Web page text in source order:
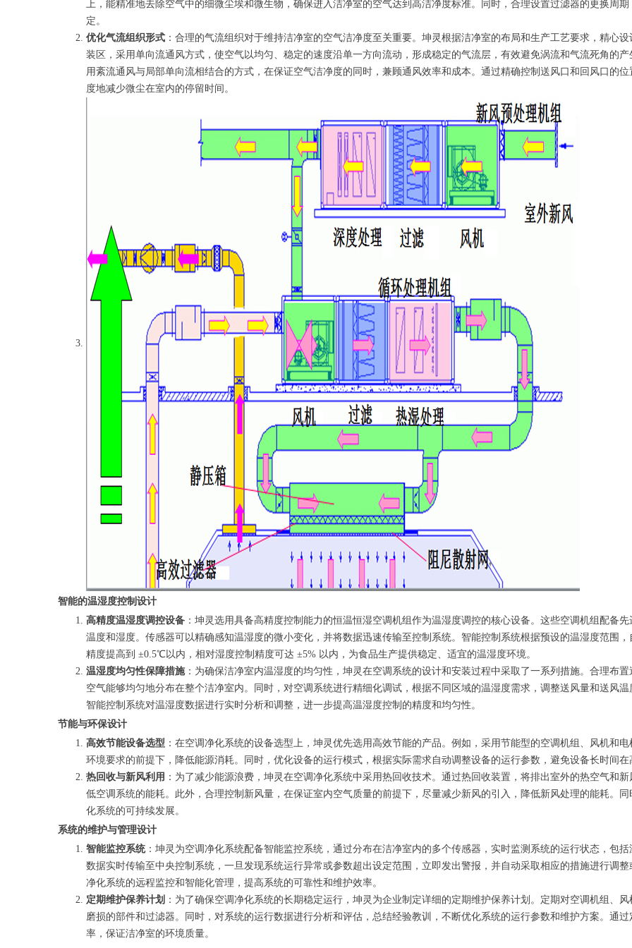
上，能精准地去除空气中的细微尘埃和微生物，确保进入洁净室的空气达到高洁净度标准。同时，合理设置过滤器的更换周
定。
优化气流组织形式 ：合理的气流组织对于维持洁净室的空气洁净度至关重要。坤灵根据洁净室的布局和生产工艺要求，精心
装区，采用单向流通风方式，使空气以均匀、稳定的速度沿单一方向流动，形成稳定的气流层，有效避免涡流和气流死角的
用紊流通风与局部单向流相结合的方式，在保证空气洁净度的同时，兼顾通风效率和成本。通过精确控制送风口和回风口的
度地减少微尘在室内的停留时间。
智能的温湿度控制设计
高精度温湿度调控设备 ：坤灵选用具备高精度控制能力的恒温恒湿空调机组作为温湿度调控的核心设备。这些空调机组配备
温度和湿度。传感器可以精确感知温湿度的微小变化，并将数据迅速传输至控制系统。智能控制系统根据预设的温湿度范围
精度提高到 ±0.5℃以内，相对湿度控制精度可达 ±5% 以内，为食品生产提供稳定、适宜的温湿度环境。
温湿度均匀性保障措施：为确保洁净室内温湿度的均匀性，坤灵在空调系统的设计和安装过程中采取了一系列措施。合理布
空气能够均匀地分布在整个洁净室内。同时，对空调系统进行精细化调试，根据不同区域的温湿度需求，调整送风量和送风
智能控制系统对温湿度数据进行实时分析和调整，进一步提高温湿度控制的精度和均匀性。
节能与环保设计
高效节能设备选型 ：在空调净化系统的设备选型上，坤灵优先选用高效节能的产品。例如，采用节能型的空调机组、风机和
环境要求的前提下，降低能源消耗。同时，优化设备的运行模式，根据实际需求自动调整设备的运行参数，避免设备长时间
热回收与新风利用 ：为了减少能源浪费，坤灵在空调净化系统中采用热回收技术。通过热回收装置，将排出室外的热空气和
低空调系统的能耗。此外，合理控制新风量，在保证室内空气质量的前提下，尽量减少新风的引入，降低新风处理的能耗。
化系统的可持续发展。
系统的维护与管理设计
智能监控系统：坤灵为空调净化系统配备智能监控系统，通过分布在洁净室内的多个传感器，实时监测系统的运行状态，包
数据实时传输至中央控制系统，一旦发现系统运行异常或参数超出设定范围，立即发出警报，并自动采取相应的措施进行调
净化系统的远程监控和智能化管理，提高系统的可靠性和维护效率。
定期维护保养计划 ：为了确保空调净化系统的长期稳定运行，坤灵为企业制定详细的定期维护保养计划。定期对空调机组、
磨损的部件和过滤器。同时，对系统的运行数据进行分析和评估，总结经验教训，不断优化系统的运行参数和维护方案。通
率，保证洁净室的环境质量。